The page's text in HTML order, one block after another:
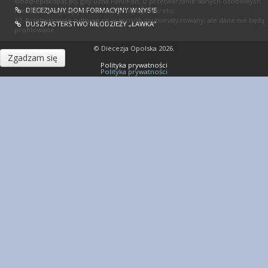
DIECEZJALNY DOM FORMACYJNY W NYSIE
DUSZPASTERSTWO MŁODZIEŻY „ŁAWKA”
© Diecezja Opolska 2026.
Polityka prywatności
Pani/Pana dotyczących narusza przepisy Dekretu;
10. Przetwarzanie odbywa się w sposób zautomatyzowany, ale dane nie będą
profilowane.
Zgadzam się
Polityka prywatności